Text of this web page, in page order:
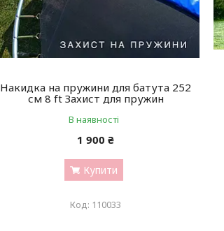
Накидка на пружини для батута 252
см 8 ft Захист для пружин
В наявності
1 900 ₴
Купити
110033